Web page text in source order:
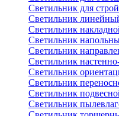
Светильник для
Светильник
Светильник
Светильник
Светильник
Светильник
Светильник
Светильник
Светильник
Светильник